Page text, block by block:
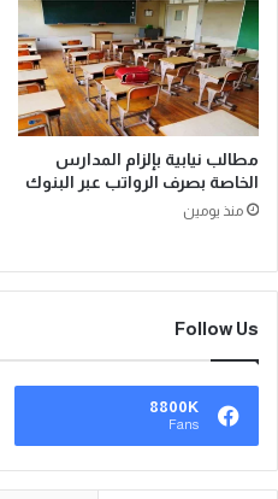
مطالب نيابية بإلزام المدارس
الخاصة بصرف الرواتب عبر البنوك
منذ يومين
Follow Us
8800K
Fans